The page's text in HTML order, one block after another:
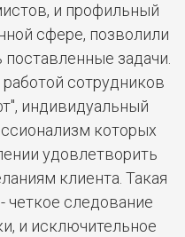
и профильный
сфере, позволили
задачи.
сотрудников
индивидуальный
которых
удовлетворить
клиента. Такая
четкое следование
и исключительное